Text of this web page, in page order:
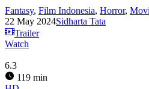
Fantasy, Film Indonesia, Horror,
22 May 2024Sidharta Tata
Trailer
Watch
6.3
119 min